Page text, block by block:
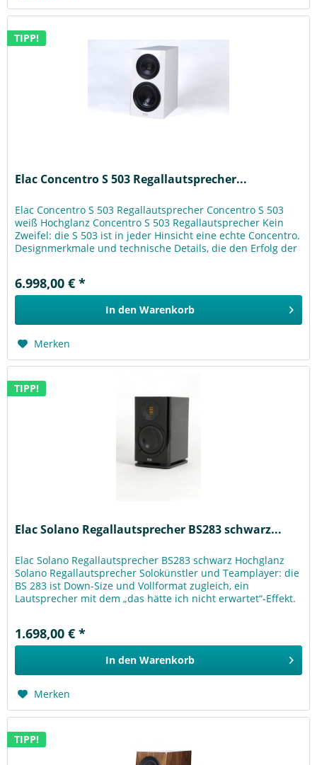
TIPP!
Elac Concentro S 503 Regallautsprecher...
Elac Concentro S 503 Regallautsprecher Concentro S 503
weiß Hochglanz Concentro S 503 Regallautsprecher Kein
Zweifel: die S 503 ist in jeder Hinsicht eine echte Concentro.
Designmerkmale und technische Details, die den Erfolg der
6.998,00 € *
In den Warenkorb
Merken
TIPP!
Elac Solano Regallautsprecher BS283 schwarz...
Elac Solano Regallautsprecher BS283 schwarz Hochglanz
Solano Regallautsprecher Solokünstler und Teamplayer: die
BS 283 ist Down-Size und Vollformat zugleich, ein
Lautsprecher mit dem „das hätte ich nicht erwartet“-Effekt.
1.698,00 € *
In den Warenkorb
Merken
TIPP!